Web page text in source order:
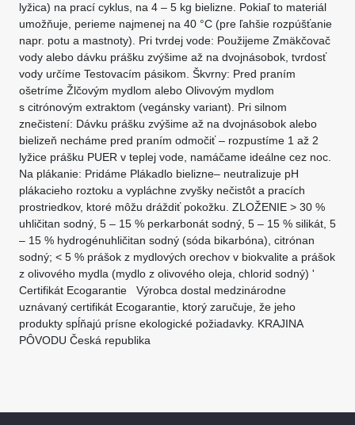
lyžica) na prací cyklus, na 4 – 5 kg bielizne. Pokiaľ to materiál
umožňuje, perieme najmenej na 40 °C (pre ľahšie rozpúšťanie
napr. potu a mastnoty). Pri tvrdej vode: Použijeme Zmäkčovač
vody alebo dávku prášku zvýšime až na dvojnásobok, tvrdosť
vody určíme Testovacím pásikom. Škvrny: Pred praním
ošetríme Žlčovým mydlom alebo Olivovým mydlom
s citrónovým extraktom (vegánsky variant). Pri silnom
znečistení: Dávku prášku zvýšime až na dvojnásobok alebo
bielizeň necháme pred praním odmočiť – rozpustíme 1 až 2
lyžice prášku PUER v teplej vode, namáčame ideálne cez noc.
Na plákanie: Pridáme Plákadlo bielizne– neutralizuje pH
plákacieho roztoku a vypláchne zvyšky nečistôt a pracích
prostriedkov, ktoré môžu dráždiť pokožku. ZLOŽENIE > 30 %
uhličitan sodný, 5 – 15 % perkarbonát sodný, 5 – 15 % silikát, 5
– 15 % hydrogénuhličitan sodný (sóda bikarbóna), citrónan
sodný; < 5 % prášok z mydlových orechov v biokvalite a prášok
z olivového mydla (mydlo z olivového oleja, chlorid sodný) '
Certifikát Ecogarantie Výrobca dostal medzinárodne
uznávaný certifikát Ecogarantie, ktorý zaručuje, že jeho
produkty spĺňajú prísne ekologické požiadavky. KRAJINA
PÔVODU Česká republika